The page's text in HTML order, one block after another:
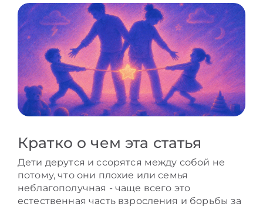
Кратко о чем эта статья
Дети дерутся и ссорятся между собой не
потому, что они плохие или семья
неблагополучная - чаще всего это
естественная часть взросления и борьбы за